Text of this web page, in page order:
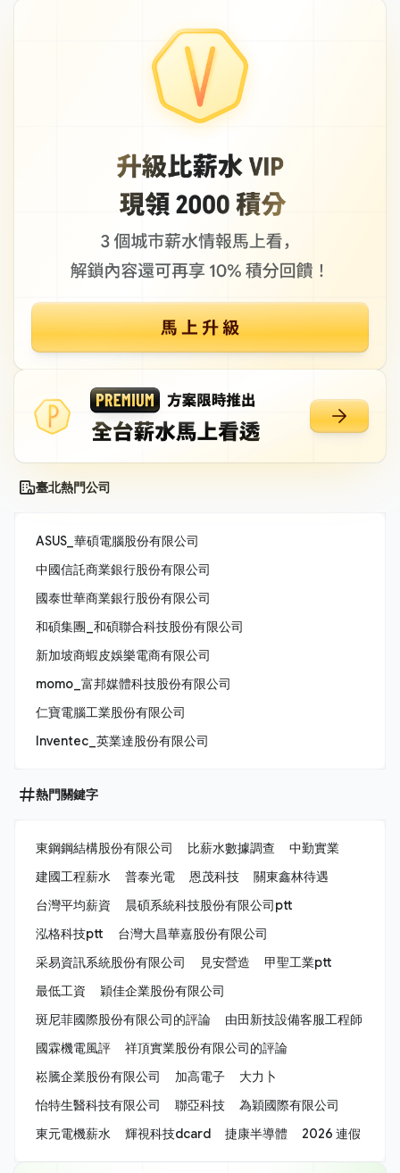
臺北熱門公司
ASUS_華碩電腦股份有限公司
中國信託商業銀行股份有限公司
國泰世華商業銀行股份有限公司
和碩集團_和碩聯合科技股份有限公司
新加坡商蝦皮娛樂電商有限公司
momo_富邦媒體科技股份有限公司
仁寶電腦工業股份有限公司
Inventec_英業達股份有限公司
熱門關鍵字
東鋼鋼結構股份有限公司 比薪水數據調查
中勤實業
建國工程薪水
普泰光電 恩茂科技
關東鑫林待遇
台灣平均薪資
晨碩系統科技股份有限公司ptt
泓格科技ptt
台灣大昌華嘉股份有限公司
采易資訊系統股份有限公司
見安營造
甲聖工業ptt
最低工資
穎佳企業股份有限公司
斑尼菲國際股份有限公司的評論
由田新技設備客服工程師
國霖機電風評
祥頂實業股份有限公司的評論
崧騰企業股份有限公司
加高電子
大力卜
怡特生醫科技有限公司
聯亞科技
為穎國際有限公司
東元電機薪水
輝視科技dcard 捷康半導體 2026 連假